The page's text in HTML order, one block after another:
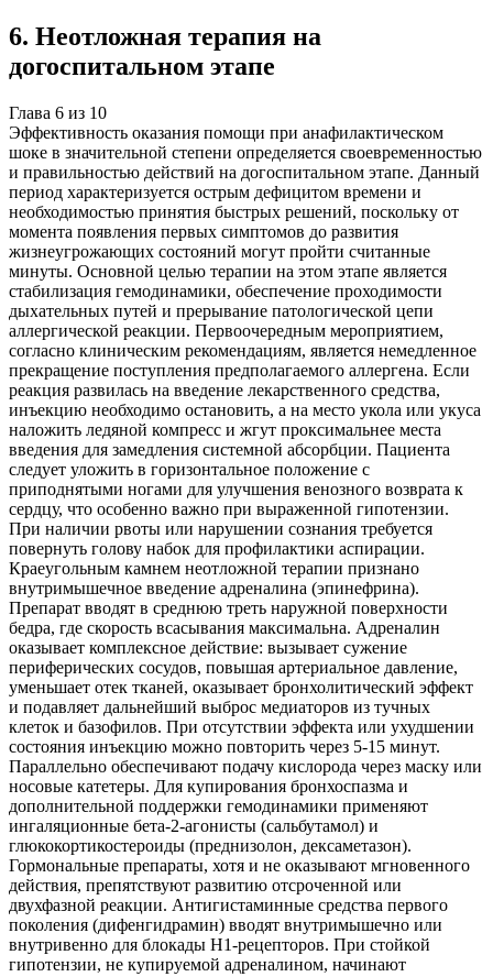
6. Неотложная терапия на
догоспитальном этапе
Глава 6 из 10
Эффективность оказания помощи при анафилактическом
шоке в значительной степени определяется своевременностью
и правильностью действий на догоспитальном этапе. Данный
период характеризуется острым дефицитом времени и
необходимостью принятия быстрых решений, поскольку от
момента появления первых симптомов до развития
жизнеугрожающих состояний могут пройти считанные
минуты. Основной целью терапии на этом этапе является
стабилизация гемодинамики, обеспечение проходимости
дыхательных путей и прерывание патологической цепи
аллергической реакции. Первоочередным мероприятием,
согласно клиническим рекомендациям, является немедленное
прекращение поступления предполагаемого аллергена. Если
реакция развилась на введение лекарственного средства,
инъекцию необходимо остановить, а на место укола или укуса
наложить ледяной компресс и жгут проксимальнее места
введения для замедления системной абсорбции. Пациента
следует уложить в горизонтальное положение с
приподнятыми ногами для улучшения венозного возврата к
сердцу, что особенно важно при выраженной гипотензии.
При наличии рвоты или нарушении сознания требуется
повернуть голову набок для профилактики аспирации.
Краеугольным камнем неотложной терапии признано
внутримышечное введение адреналина (эпинефрина).
Препарат вводят в среднюю треть наружной поверхности
бедра, где скорость всасывания максимальна. Адреналин
оказывает комплексное действие: вызывает сужение
периферических сосудов, повышая артериальное давление,
уменьшает отек тканей, оказывает бронхолитический эффект
и подавляет дальнейший выброс медиаторов из тучных
клеток и базофилов. При отсутствии эффекта или ухудшении
состояния инъекцию можно повторить через 5-15 минут.
Параллельно обеспечивают подачу кислорода через маску или
носовые катетеры. Для купирования бронхоспазма и
дополнительной поддержки гемодинамики применяют
ингаляционные бета-2-агонисты (сальбутамол) и
глюкокортикостероиды (преднизолон, дексаметазон).
Гормональные препараты, хотя и не оказывают мгновенного
действия, препятствуют развитию отсроченной или
двухфазной реакции. Антигистаминные средства первого
поколения (дифенгидрамин) вводят внутримышечно или
внутривенно для блокады H1-рецепторов. При стойкой
гипотензии, не купируемой адреналином, начинают